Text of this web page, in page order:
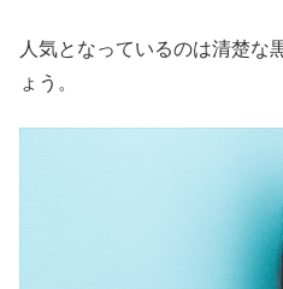
人気となっているのは清楚な
ょう。